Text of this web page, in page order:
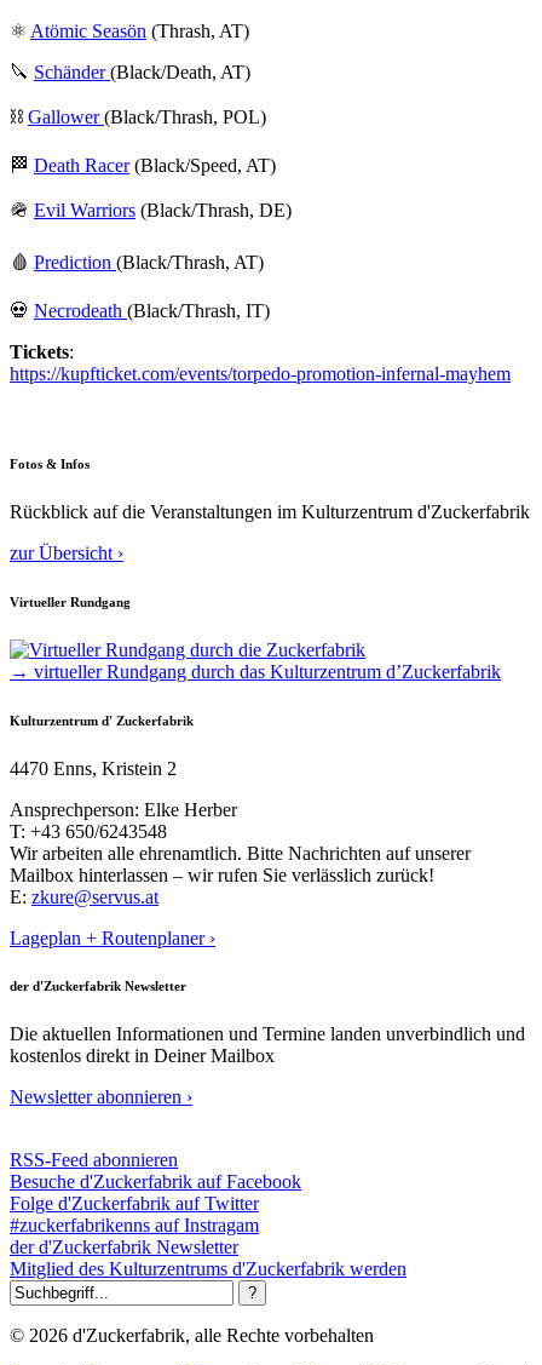
⚛️ Atömic Seasön (Thrash, AT)
🔪 Schänder(Black/Death, AT)
⛓️ Gallower(Black/Thrash, POL)
🏁 Death Racer(Black/Speed, AT)
🪖 Evil Warriors (Black/Thrash, DE)
🩸 Prediction (Black/Thrash, AT)
💀 Necrodeath (Black/Thrash, IT)
Tickets:
https://kupfticket.com/events/torpedo-promotion-infernal-mayhem
Fotos & Infos
Rückblick auf die Veranstaltungen im Kulturzentrum d'Zuckerfabrik
zur Übersicht ›
Virtueller Rundgang
→ virtueller Rundgang durch das Kulturzentrum d’Zuckerfabrik
Kulturzentrum d' Zuckerfabrik
4470 Enns, Kristein 2
Ansprechperson: Elke Herber
T: +43 650/6243548
Wir arbeiten alle ehrenamtlich. Bitte Nachrichten auf unserer
Mailbox hinterlassen – wir rufen Sie verlässlich zurück!
E: zkure@servus.at
Lageplan + Routenplaner ›
der d'Zuckerfabrik Newsletter
Die aktuellen Informationen und Termine landen unverbindlich und
kostenlos direkt in Deiner Mailbox
Newsletter abonnieren ›
RSS-Feed abonnieren
Besuche d'Zuckerfabrik auf Facebook
Folge d'Zuckerfabrik auf Twitter
#zuckerfabrikenns auf Instragam
der d'Zuckerfabrik Newsletter
Mitglied des Kulturzentrums d'Zuckerfabrik werden
© 2026 d'Zuckerfabrik, alle Rechte vorbehalten